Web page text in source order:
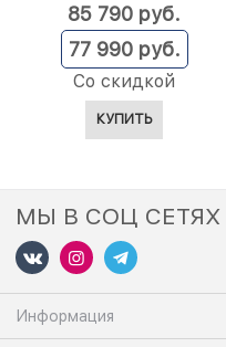
77 990 руб.
Со скидкой
85 790 руб.
КУПИТЬ
МЫ В СОЦ СЕТЯХ
Информация